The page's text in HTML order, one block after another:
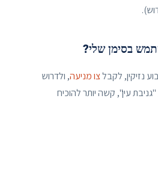
בסימן שלי?
נזיקין, לקבלצו מניעה, ולדרוש
עין", קשה יותר להוכיח